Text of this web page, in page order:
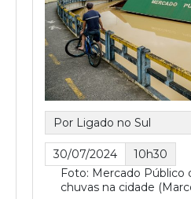
Por Ligado no Sul
30/07/2024
10h30
Foto: Mercado Público
chuvas na cidade